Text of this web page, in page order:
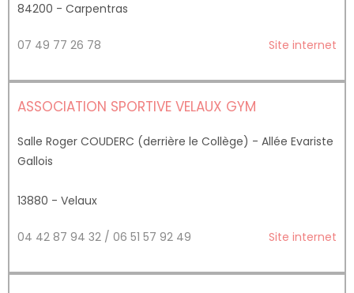
84200 - Carpentras
Site internet
07 49 77 26 78
ASSOCIATION SPORTIVE VELAUX GYM
Salle Roger COUDERC (derrière le Collège) - Allée Evariste
Gallois
13880 - Velaux
Site internet
04 42 87 94 32 / 06 51 57 92 49